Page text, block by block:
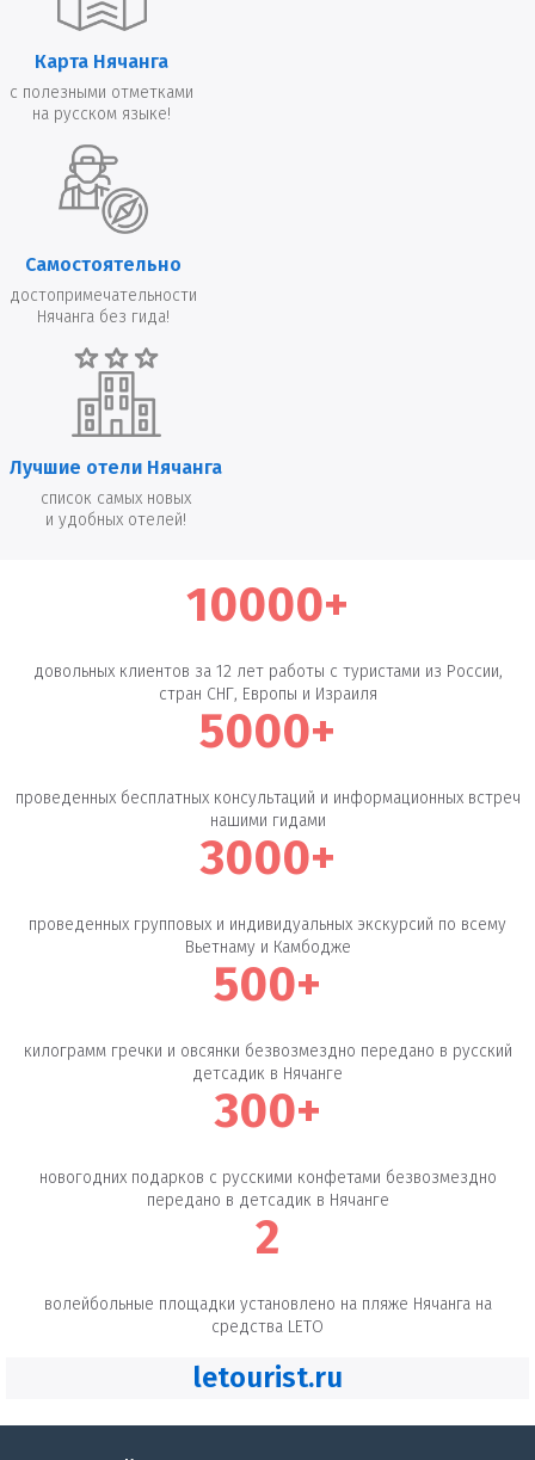
Карта Нячанга
с полезными отметками
на русском языке!
Самостоятельно
достопримечательности
Нячанга без гида!
Лучшие отели Нячанга
список самых новых
и удобных отелей!
10000+
довольных клиентов за 12 лет работы с туристами из России,
стран СНГ, Европы и Израиля
5000+
проведенных бесплатных консультаций и информационных встреч
нашими гидами
3000+
проведенных групповых и индивидуальных экскурсий по всему
Вьетнаму и Камбодже
500+
килограмм гречки и овсянки безвозмездно передано в русский
детсадик в Нячанге
300+
новогодних подарков с русскими конфетами безвозмездно
передано в детсадик в Нячанге
2
волейбольные площадки установлено на пляже Нячанга на
средства LETO
letourist.ru